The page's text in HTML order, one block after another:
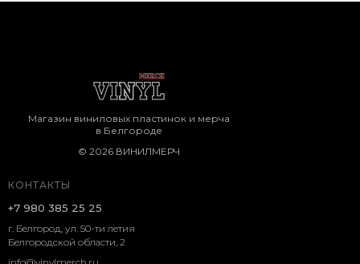
КОНТАКТЫ
г. Белгород, ул. 50-ти летия
Белгородской области, 2
+7 980 385 25 25
Магазин виниловых пластинок и мерча
в Белгороде
© 2026 ВИНИЛМЕРЧ